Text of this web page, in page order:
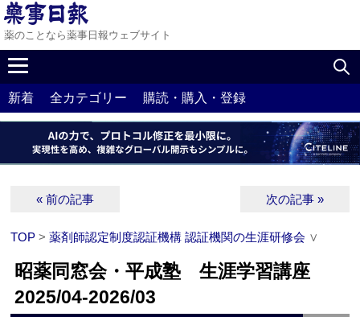
薬のことなら薬事日報ウェブサイト
新着 全カテゴリー 購読・購入・登録
« 前の記事 次の記事 »
TOP >薬剤師認定制度認証機構 認証機関の生涯研修会 ∨
昭薬同窓会・平成塾 生涯学習講座
2025/04-2026/03